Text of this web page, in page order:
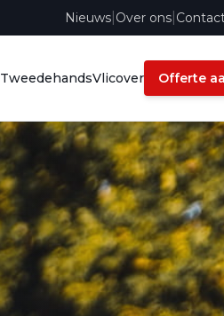
Nieuws Over ons
TweedehandsVlicover Offerte